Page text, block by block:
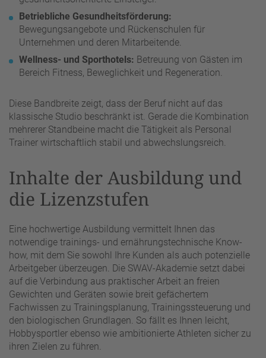
Betriebliche Gesundheitsförderung:
Bewegungsangebote und Rückenschulen für
Unternehmen und deren Mitarbeitende.
Wellness- und Sporthotels: Betreuung von Gästen im
Bereich Fitness, Beweglichkeit und Regeneration.
Diese Bandbreite zeigt, dass der Beruf nicht auf das
klassische Studio beschränkt ist. Gerade die Kombination
mehrerer Standbeine macht die Tätigkeit als Personal
Trainer wirtschaftlich stabil und abwechslungsreich.
Inhalte der Ausbildung und
die Lizenzstufen
Eine hochwertige Ausbildung vermittelt Ihnen das
notwendige trainings- und ernährungstechnische Know-
how, mit dem Sie sowohl Ihre Kunden als auch potenzielle
Arbeitgeber überzeugen. Die SWAV-Akademie setzt dabei
auf die Verbindung aus praktischer Arbeit an freien
Gewichten und Geräten sowie breit gefächertem
Fachwissen zu Trainingsplanung, Trainingssteuerung und
den biologischen Grundlagen. So fällt es Ihnen leicht,
Hobbysportler ebenso wie ambitionierte Athleten sicher zu
ihren Zielen zu führen.